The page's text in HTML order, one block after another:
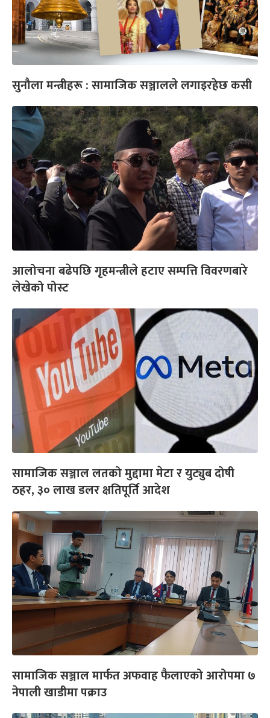
सुनौला मन्त्रीहरू : सामाजिक सञ्जालले लगाइरहेछ कसी
आलोचना बढेपछि गृहमन्त्रीले हटाए सम्पत्ति विवरणबारे
लेखेको पोस्ट
सामाजिक सञ्जाल लतको मुद्दामा मेटा र युट्युब दोषी
ठहर, ३० लाख डलर क्षतिपूर्ति आदेश
सामाजिक सञ्जाल मार्फत अफवाह फैलाएको आरोपमा ७
नेपाली खाडीमा पक्राउ